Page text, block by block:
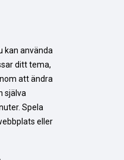
kan använda
ditt tema,
att ändra
själva
Spela
eller